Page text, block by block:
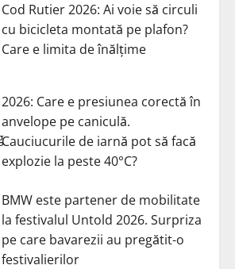
Cod Rutier 2026: Ai voie să circuli
cu bicicleta montată pe plafon?
Care e limita de înălțime
2026: Care e presiunea corectă în
anvelope pe caniculă.
Cauciucurile de iarnă pot să facă
explozie la peste 40°C?
BMW este partener de mobilitate
la festivalul Untold 2026. Surpriza
pe care bavarezii au pregătit-o
festivalierilor